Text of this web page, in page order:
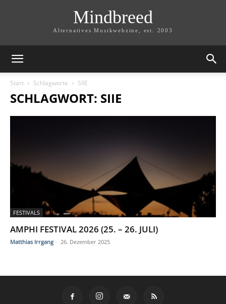
Mindbreed
Alternatives Musikwebzine, est. 2003
Start Schlagworte SIIE
SCHLAGWORT: SIIE
FESTIVALS
AMPHI FESTIVAL 2026 (25. – 26. JULI)
Matthias Irrgang - 26. Dezember 2025